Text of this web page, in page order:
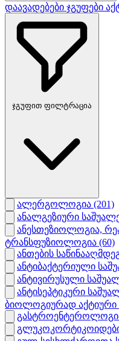
დაავადებები ჯგუფები
ჯგუფით ფილტრაცია
ალერგოლოგია (201)
ანალგეზიური
ანესთეზიოლოგია,
ტრანსფუზიოლოგია (60)
ანთების
ანტიბაქტერიული
ანტივირუსული
ანტისეპტიკური
ბიოლოგიურად აქტიური